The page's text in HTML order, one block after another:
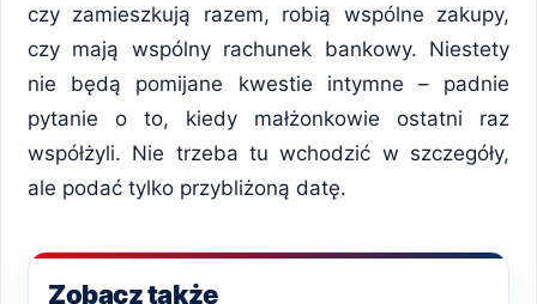
czy zamieszkują razem, robią wspólne zakupy,
czy mają wspólny rachunek bankowy. Niestety
nie będą pomijane kwestie intymne – padnie
pytanie o to, kiedy małżonkowie ostatni raz
współżyli. Nie trzeba tu wchodzić w szczegóły,
ale podać tylko przybliżoną datę.
Zobacz także